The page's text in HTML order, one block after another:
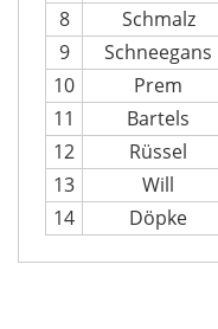
8
Schmalz
9
Schneegans
10
Prem
11
Bartels
12
Rüssel
13
Will
14
Döpke